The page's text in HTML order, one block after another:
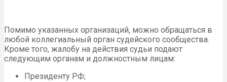
Помимо указанных организаций, можно обращаться в
любой коллегиальный орган судейского сообщества.
Кроме того, жалобу на действия судьи подают
следующим органам и должностным лицам:
Президенту РФ;